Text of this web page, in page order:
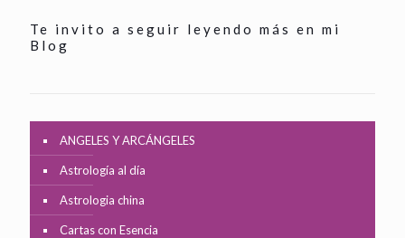
Te invito a seguir leyendo más en mi
Blog
ANGELES Y ARCÁNGELES
Astrología al día
Astrologia china
Cartas con Esencia